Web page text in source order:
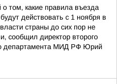
о том, какие правила въезда
действовать с 1 ноября в
страны до сих пор не
сообщил директор второго
департамента МИД РФ Юрий